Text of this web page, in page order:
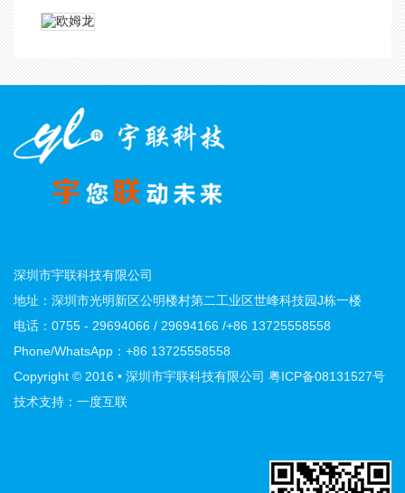
深圳市宇联科技有限公司
地址：深圳市光明新区公明楼村第二工业区世峰科技园J栋一楼
电话：0755 - 29694066 / 29694166 /+86 13725558558
Phone/WhatsApp：+86 13725558558
Copyright © 2016 • 深圳市宇联科技有限公司 粤ICP备08131527号
技术支持：一度互联